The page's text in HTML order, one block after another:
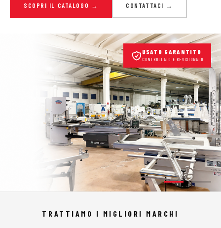
SCOPRI IL CATALOGO → CONTATTACI →
USATO GARANTITO
CONTROLLATO E REVISIONATO
TRATTIAMO I MIGLIORI MARCHI